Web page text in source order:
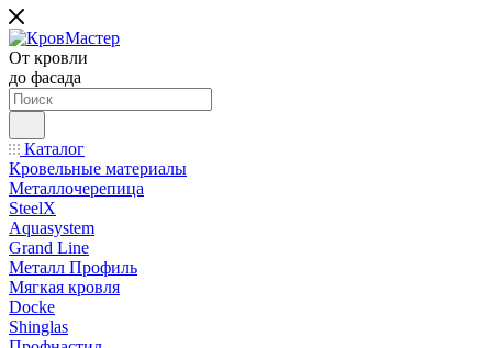
От кровли
до фасада
Каталог
Кровельные материалы
Металлочерепица
SteelX
Aquasystem
Grand Line
Металл Профиль
Мягкая кровля
Docke
Shinglas